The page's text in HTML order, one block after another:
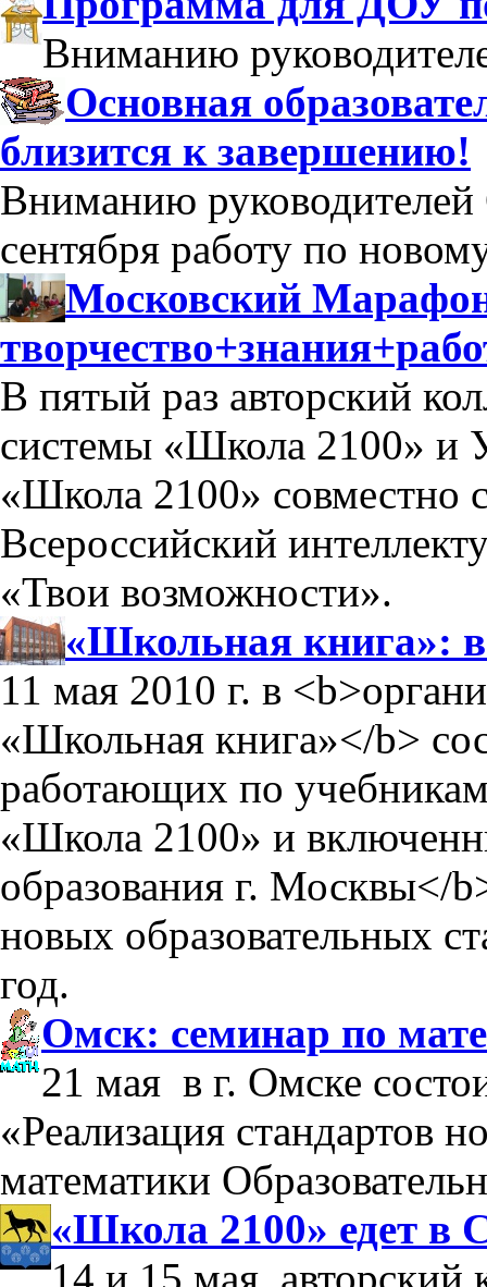
Вниманию
Основная
близится к завершению!
Вниманию
сентября работу по
Московский
В пятый раз авторский
системы «Школа 2100» и
«Школа 2100» совместно
Всероссийский
«Твои возможности».
«Школьная книга»:
11 мая 2010 г. в
«Школьная книга»</b>
работающих по
«Школа 2100» и
образования г. Москвы</
новых образовательных
год.
Омск: семинар по
21 мая в г. Омске
«Реализация стандартов
математики
«Школа 2100» едет в